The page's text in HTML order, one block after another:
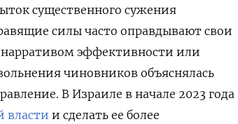
существенного сужения
силы часто оправдывают свои
эффективности или
чиновников объяснялась
В Израиле в начале 2023 года
власти и сделать ее более